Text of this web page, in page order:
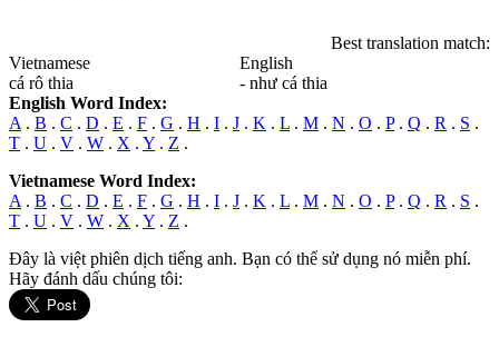
Best translation match:
Vietnamese
English
cá rô thia
- như cá thia
English Word Index:
A . B . C . D . E . F . G . H . I . J . K . L . M . N . O . P. Q . R . S .
T . U . V . W . X . Y . Z .
Vietnamese Word Index:
A . B . C . D . E . F . G . H . I . J . K . L . M . N . O . P. Q . R . S .
T . U . V . W . X . Y . Z .
Đây là việt phiên dịch tiếng anh. Bạn có thể sử dụng nó miễn phí.
Hãy đánh dấu chúng tôi: